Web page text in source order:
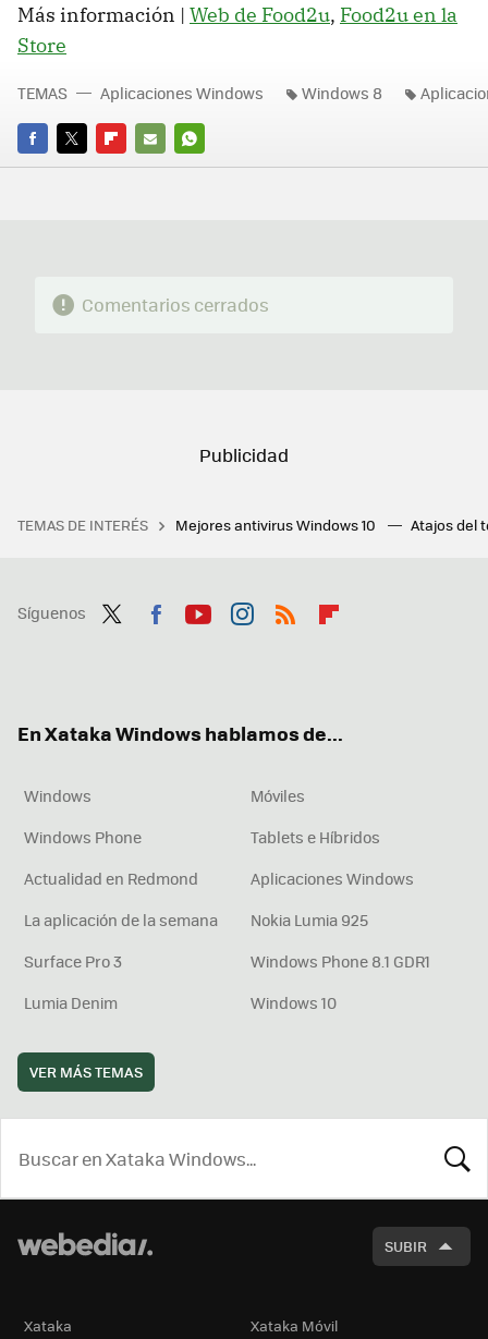
Más información | Web de Food2u, Food2u en la
Store
FACEBOOK
TWITTERFLIPBOARD
E-
WHATSAPP
TEMAS Aplicaciones Windows Windows 8
Comentarios cerrados
TEMAS DE INTERÉS Mejores antivirus Windows 10 Atajos del
Síguenos
En Xataka Windows hablamos de...
Windows
Móviles
Windows Phone
Tablets e Híbridos
Actualidad en Redmond
Aplicaciones Windows
La aplicación de la semana
Nokia Lumia 925
Surface Pro 3
Windows Phone 8.1 GDR1
Lumia Denim
Windows 10
VER MÁS TEMAS
SUBIR
Xataka Xataka Móvil